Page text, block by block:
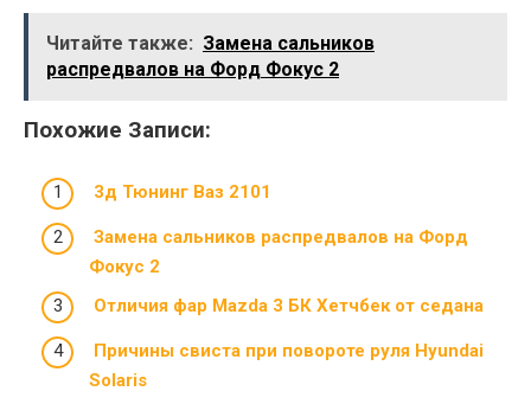
Читайте также: Замена сальников
распредвалов на Форд Фокус 2
Похожие Записи:
3д Тюнинг Ваз 2101
Замена сальников распредвалов на Форд
Фокус 2
Отличия фар Mazda 3 БК Хетчбек от седана
Причины свиста при повороте руля Hyundai
Solaris